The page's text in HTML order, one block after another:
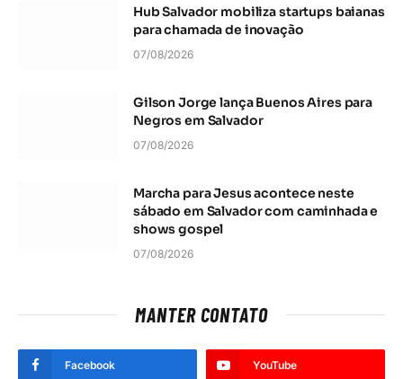
Hub Salvador mobiliza startups baianas
para chamada de inovação
07/08/2026
Gilson Jorge lança Buenos Aires para
Negros em Salvador
07/08/2026
Marcha para Jesus acontece neste
sábado em Salvador com caminhada e
shows gospel
07/08/2026
MANTER CONTATO
Facebook YouTube